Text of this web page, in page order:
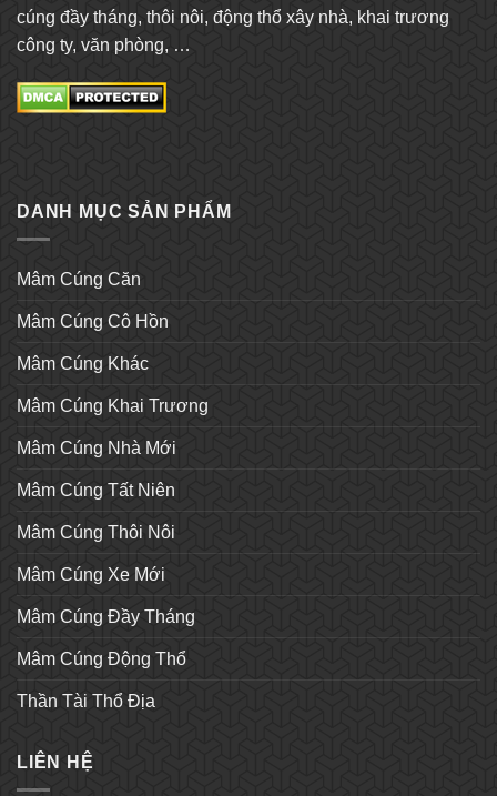
cúng đầy tháng, thôi nôi, động thổ xây nhà, khai trương
công ty, văn phòng, …
DANH MỤC SẢN PHẨM
Mâm Cúng Căn
Mâm Cúng Cô Hồn
Mâm Cúng Khác
Mâm Cúng Khai Trương
Mâm Cúng Nhà Mới
Mâm Cúng Tất Niên
Mâm Cúng Thôi Nôi
Mâm Cúng Xe Mới
Mâm Cúng Đầy Tháng
Mâm Cúng Động Thổ
Thần Tài Thổ Địa
LIÊN HỆ